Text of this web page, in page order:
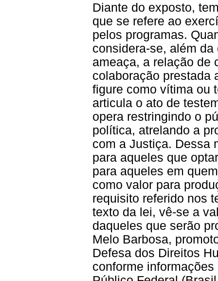
Diante do exposto,
que se refere ao
pelos programas.
considera-se, além
ameaça, a relação de
colaboração prestada
figure como vítima ou
articula o ato de
opera restringindo o
política, atrelando a
com a Justiça. Dessa
para aqueles que
para aqueles em
como valor para
requisito referido nos
texto da lei, vê-se a
daqueles que serão
Melo Barbosa,
Defesa dos Direitos
conforme